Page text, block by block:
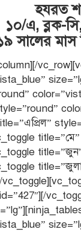
হযরত
১০/এ, ব্লক-
সালের মাস